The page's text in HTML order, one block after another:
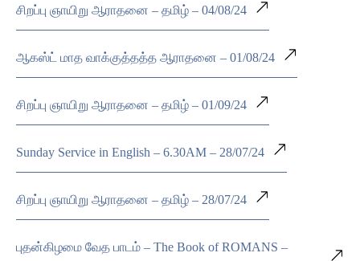
சிறப்பு ஞாயிறு ஆராதனை – தமிழ் – 04/08/24
ஆகஸ்ட் மாத வாக்குத்தத்த ஆராதனை – 01/08/24
சிறப்பு ஞாயிறு ஆராதனை – தமிழ் – 01/09/24
Sunday Service in English – 6.30AM – 28/07/24
சிறப்பு ஞாயிறு ஆராதனை – தமிழ் – 28/07/24
புதன்கிழமை வேத பாடம் – The Book of ROMANS –